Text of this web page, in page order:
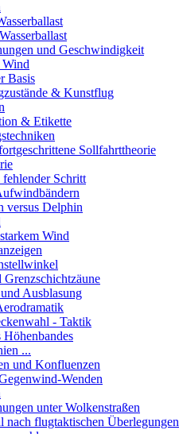
und Geschwindigkeit
Basis
& Kunstflug
& Etikette
Sollfahrttheorie
fehlender Schritt
versus Delphin
Wind
Grenzschichtzäune
Ausblasung
- Taktik
...
und Konfluenzen
Wenden
unter Wolkenstraßen
nach flugtaktischen Überlegungen